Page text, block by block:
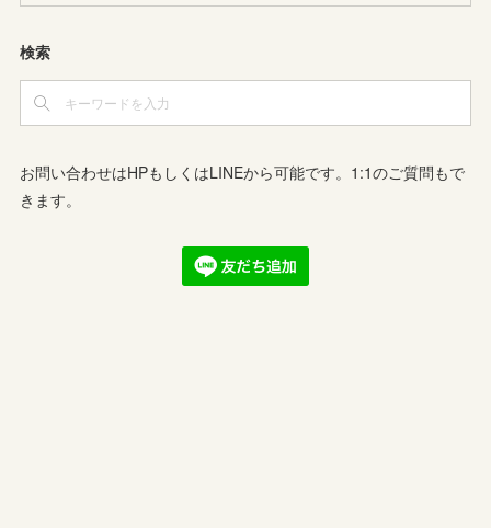
検索
お問い合わせはHPもしくはLINEから可能です。1:1のご質問もで
きます。